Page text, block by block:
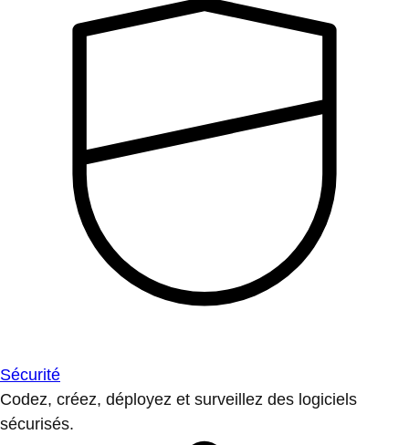
Sécurité
Codez, créez, déployez et surveillez des logiciels
sécurisés.